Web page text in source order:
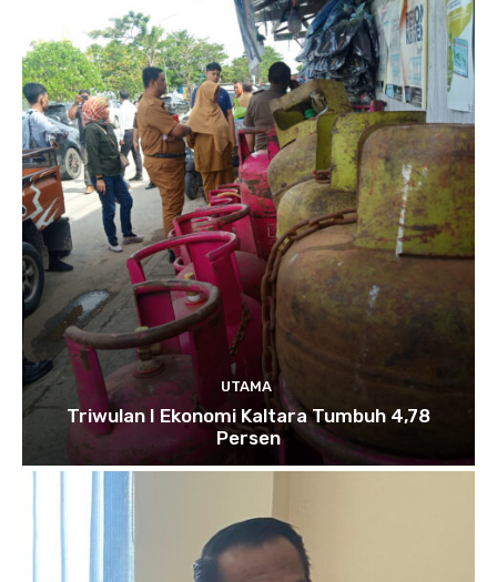
UTAMA
Triwulan I Ekonomi Kaltara Tumbuh 4,78
Persen